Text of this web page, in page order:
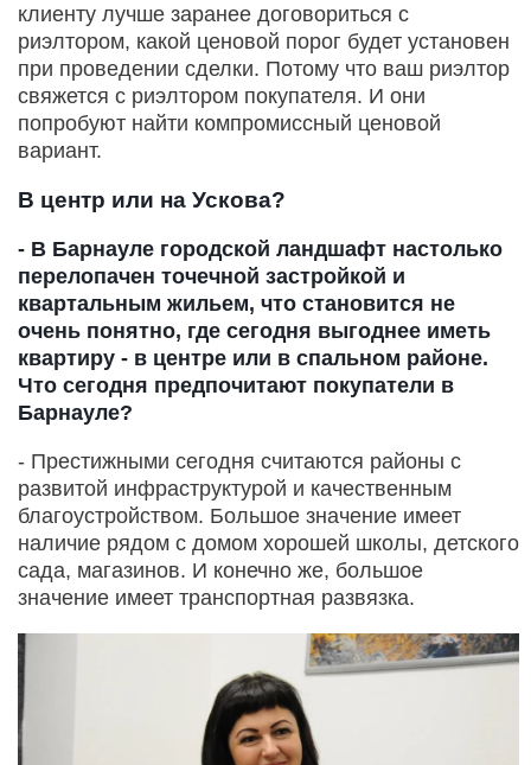
клиенту лучше заранее договориться с
риэлтором, какой ценовой порог будет установен
при проведении сделки. Потому что ваш риэлтор
свяжется с риэлтором покупателя. И они
попробуют найти компромиссный ценовой
вариант.
В центр или на Ускова?
- В Барнауле городской ландшафт настолько
перелопачен точечной застройкой и
квартальным жильем, что становится не
очень понятно, где сегодня выгоднее иметь
квартиру - в центре или в спальном районе.
Что сегодня предпочитают покупатели в
Барнауле?
- Престижными сегодня считаются районы с
развитой инфраструктурой и качественным
благоустройством. Большое значение имеет
наличие рядом с домом хорошей школы, детского
сада, магазинов. И конечно же, большое
значение имеет транспортная развязка.